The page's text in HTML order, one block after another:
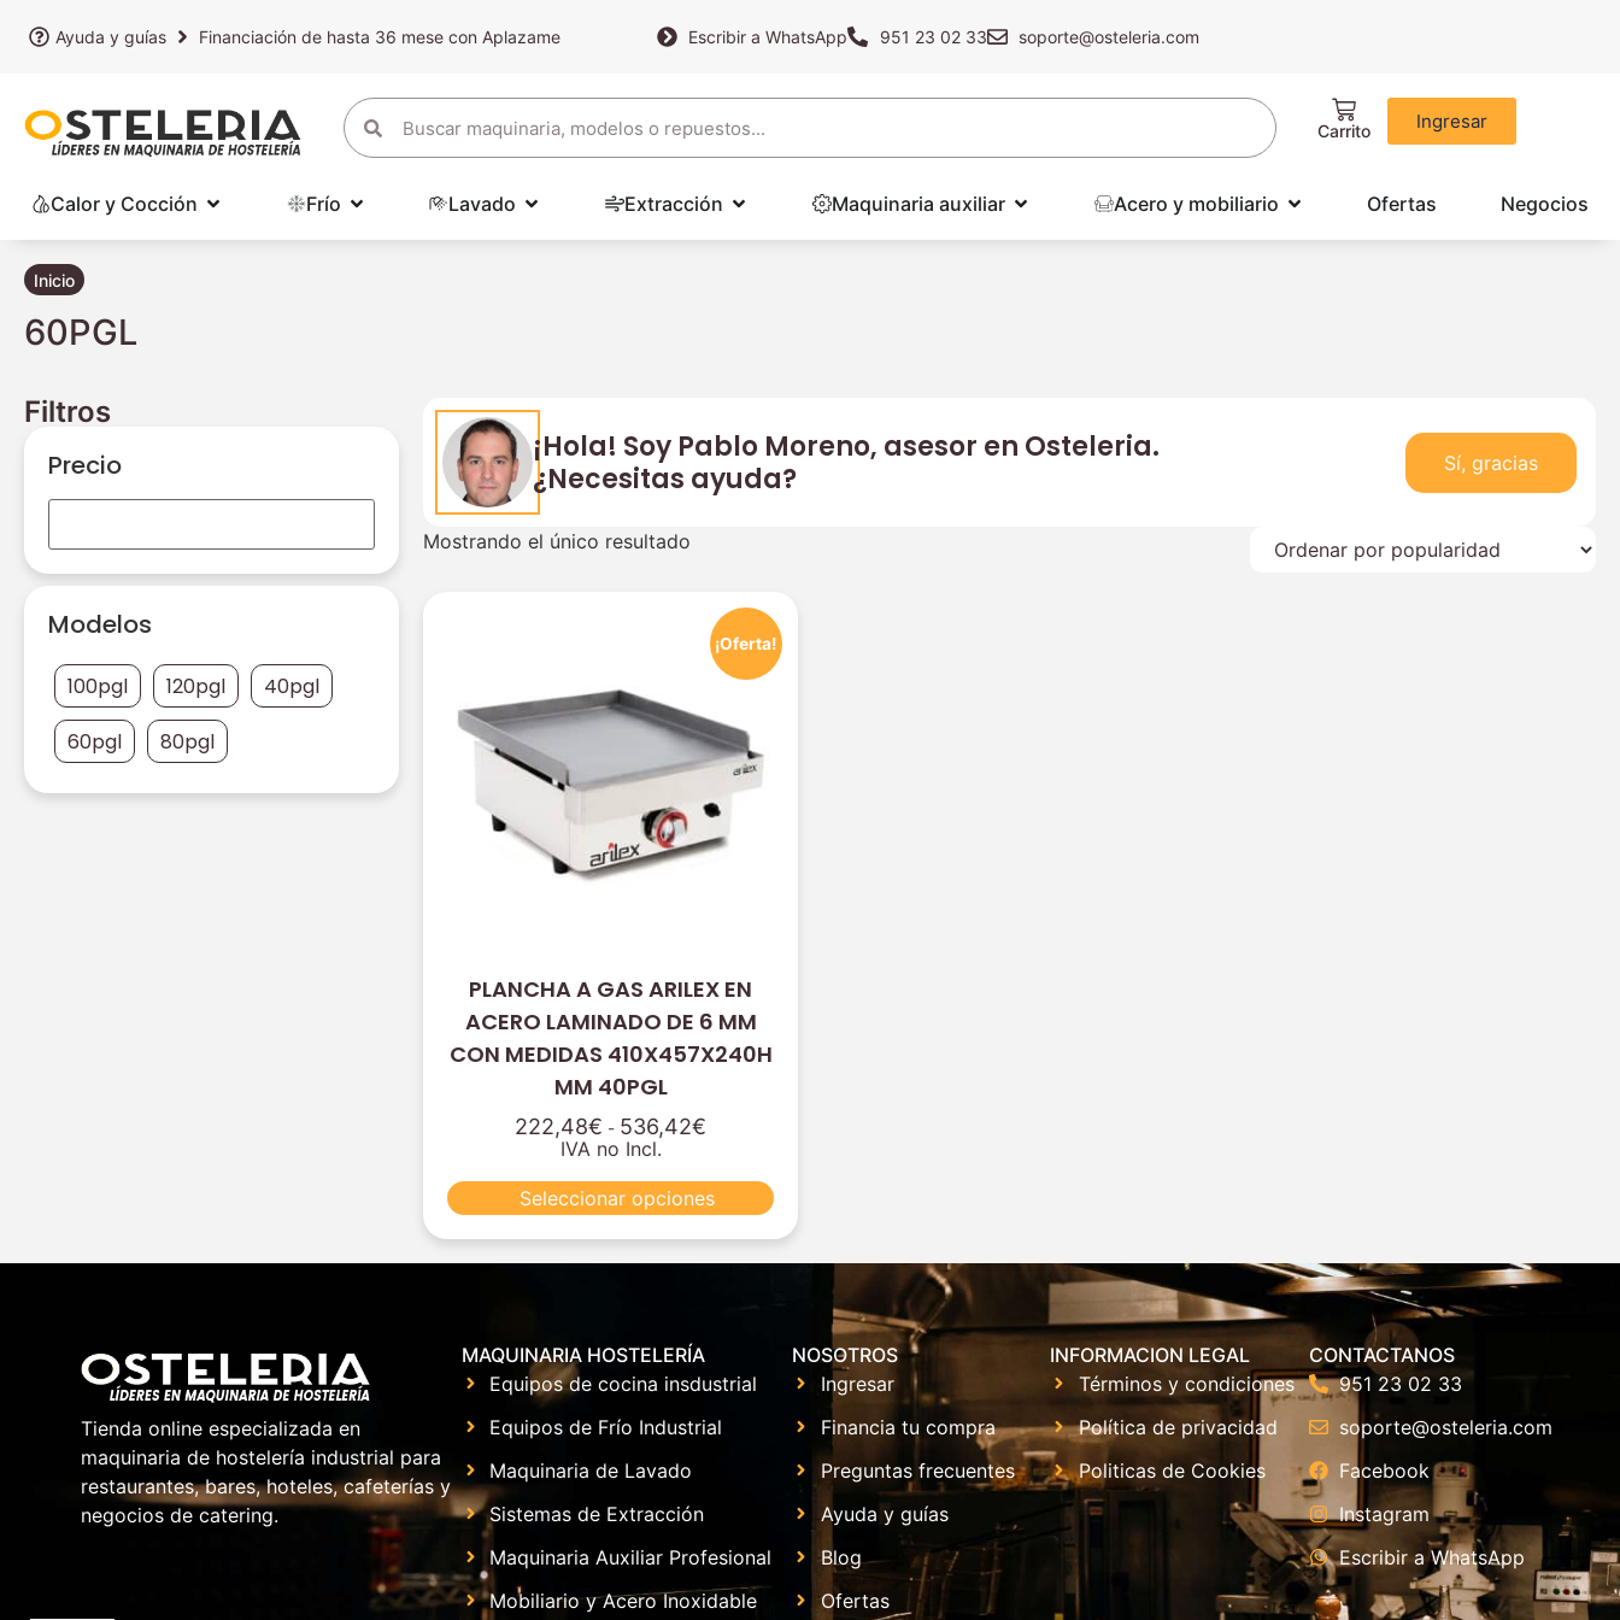
Ayuda y guías Financiación de hasta 36 mese con Aplazame Escribir a WhatsApp 951 23 02 33 soporte@osteleria.com
Ingresar
Calor y Cocción Frío Lavado Extracción Maquinaria auxiliar Acero y mobiliario Ofertas Negocios
Inicio
60PGL
Filtros
Precio
Modelos
100pgl 120pgl
40pgl
60pgl
80pgl
¡Hola! Soy Pablo Moreno, asesor en Osteleria.
¿Necesitas ayuda?
Sí, gracias
Mostrando el único resultado
¡Oferta!
PLANCHA A GAS ARILEX EN
ACERO LAMINADO DE 6 MM
CON MEDIDAS 410X457X240H
MM 40PGL
222,48€ - 536,42€
IVA no Incl.
Seleccionar opciones
Tienda online especializada en
maquinaria de hostelería industrial para
restaurantes, bares, hoteles, cafeterías y
negocios de catering.
MAQUINARIA HOSTELERÍA
Equipos de cocina insdustrial
Equipos de Frío Industrial
Maquinaria de Lavado
Sistemas de Extracción
Maquinaria Auxiliar Profesional
Mobiliario y Acero Inoxidable
NOSOTROS
Ingresar
Financia tu compra
Preguntas frecuentes
Ayuda y guías
Blog
Ofertas
INFORMACION LEGAL
Términos y condiciones
Política de privacidad
Politicas de Cookies
CONTACTANOS
951 23 02 33
soporte@osteleria.com
Facebook
Instagram
Escribir a WhatsApp